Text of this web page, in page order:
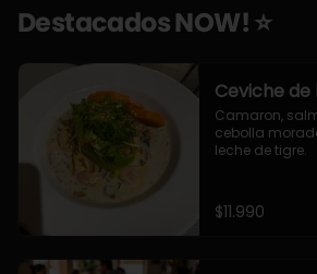
Destacados NOW! ⭐
Ceviche de
Camaron,
cebolla
leche de tigre.
$11.990